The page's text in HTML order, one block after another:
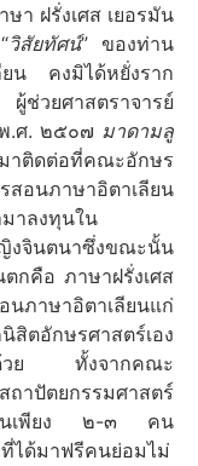
า ฝรั่งเศส เยอรมัน
วิสัยทัศน์” ของท่าน
น คงมิได้หยั่งราก
ช่วยศาสตราจารย์
.ศ. ๒๕๐๗ มาดามลู
าติดต่อที่คณะอักษร
อนภาษาอิตาเลียน
มาลงทุนใน
งจินตนาซึ่งขณะนั้น
กคือ ภาษาฝรั่งเศส
ภาษาอิตาเลียนแก่
ตอักษรศาสตร์เอง
วย ทั้งจากคณะ
าปัตยกรรมศาสตร์
ยนเพียง ๒-๓ คน
ได้มาฟรีคนย่อมไม่